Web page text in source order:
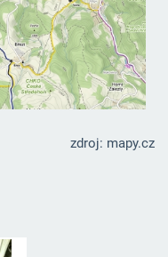
zdroj: mapy.cz